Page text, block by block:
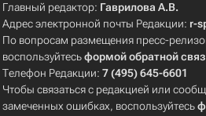
Главный редактор: Гаврилова А.В.
Адрес электронной почты Редакции: r-
По вопросам размещения пресс-
воспользуйтесьформой обратной
Телефон Редакции:7 (495) 645-6601
Чтобы связаться с редакцией или
замеченных ошибках, воспользуйтесь